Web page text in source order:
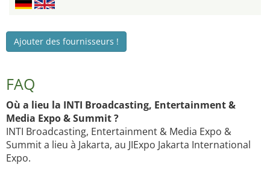
Ajouter des fournisseurs !
FAQ
Où a lieu la INTI Broadcasting, Entertainment &
Media Expo & Summit ?
INTI Broadcasting, Entertainment & Media Expo &
Summit a lieu à Jakarta, au JIExpo Jakarta International
Expo.